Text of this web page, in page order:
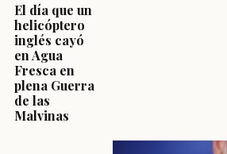
El día que un
helicóptero
inglés cayó
en Agua
Fresca en
plena Guerra
de las
Malvinas